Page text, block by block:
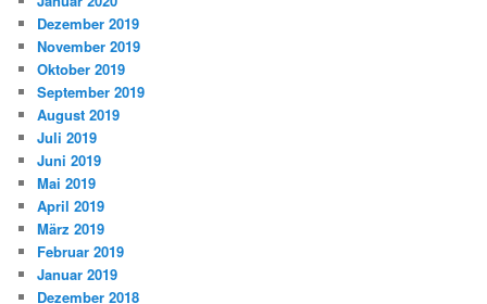
Dezember 2019
November 2019
Oktober 2019
September 2019
August 2019
Juli 2019
Juni 2019
Mai 2019
April 2019
März 2019
Februar 2019
Januar 2019
Dezember 2018